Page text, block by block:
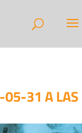
05-31 A LAS